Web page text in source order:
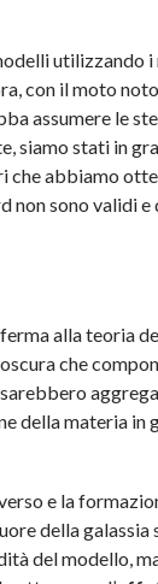
utilizzando
con il moto
assumere le
siamo stati in
che abbiamo
sono validi e
alla teoria
che
della materia in
e la
della
del modello,